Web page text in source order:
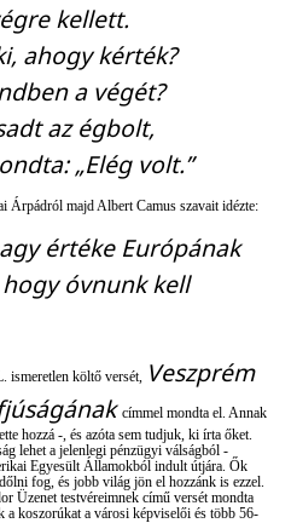
kellett.
ahogy kérték?
a végét?
az égbolt,
„Elég volt.”
Árpádról majd Albert Camus szavait idézte:
értéke Európának
óvnunk kell
ismeretlen költő versét,
Veszprém
címmel mondta el. Annak
hozzá -, és azóta sem tudjuk, ki írta őket.
lehet a jelenlegi pénzügyi válságból -
Egyesült Államokból indult útjára. Ők
fog, és jobb világ jön el hozzánk is ezzel.
Üzenet testvéreimnek című versét mondta
a koszorúkat a városi képviselői és több 56-